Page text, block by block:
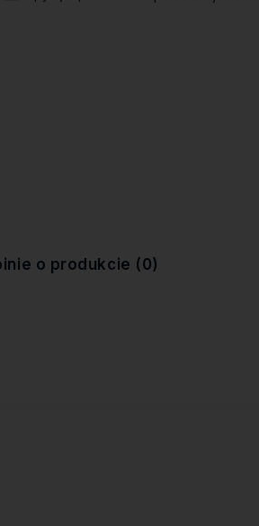
o produkcie (0)